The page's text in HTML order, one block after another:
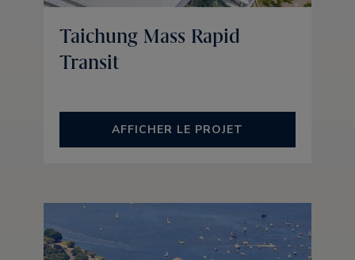
Taichung Mass Rapid
Transit
AFFICHER LE PROJET